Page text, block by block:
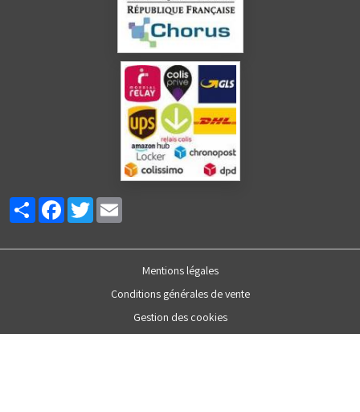
PartagerFacebookTwitter
Mentions légales
Conditions générales de vente
Gestion des cookies